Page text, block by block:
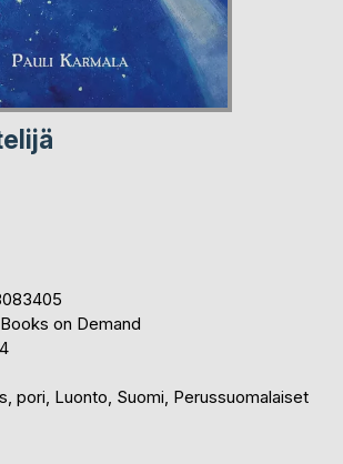
on Demand
pori, Luonto, Suomi, Perussuomalaiset